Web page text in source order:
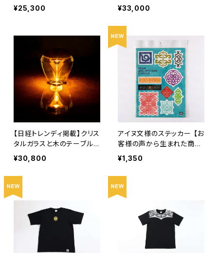
na / ルナ –
¥25,300
テーブルライト - Octagon
/ オクタゴン -
¥33,000
【日経トレンディ掲載】クリス
タルガラスと木のテーブルラ
イト - Shizuku / しずく -
¥30,800
アイヌ文様のステッカー 【お
客様の声から生まれた商
品】
¥1,350